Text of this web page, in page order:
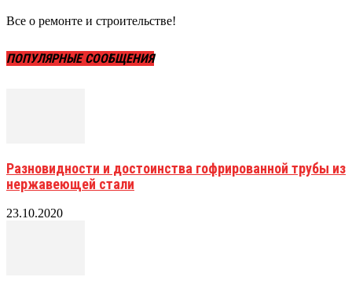
Все о ремонте и строительстве!
ПОПУЛЯРНЫЕ СООБЩЕНИЯ
Разновидности и достоинства гофрированной трубы из
нержавеющей стали
23.10.2020